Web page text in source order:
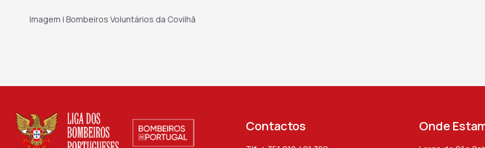
Imagem | Bombeiros Voluntários da Covilhã
Contactos Onde